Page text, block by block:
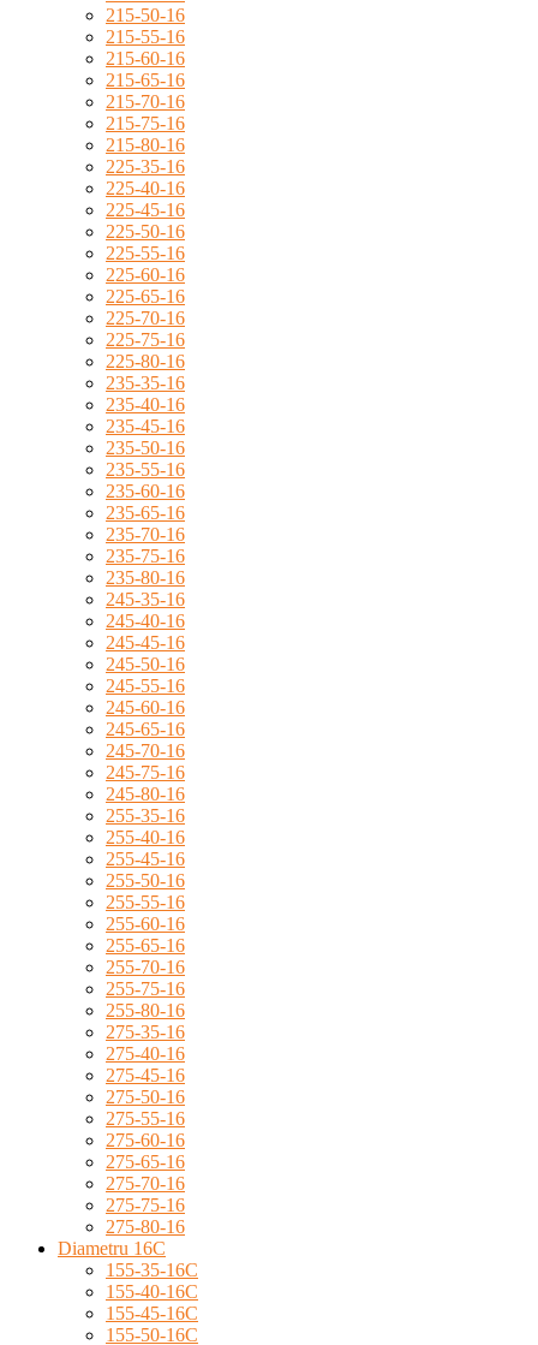
215-50-16
215-55-16
215-60-16
215-65-16
215-70-16
215-75-16
215-80-16
225-35-16
225-40-16
225-45-16
225-50-16
225-55-16
225-60-16
225-65-16
225-70-16
225-75-16
225-80-16
235-35-16
235-40-16
235-45-16
235-50-16
235-55-16
235-60-16
235-65-16
235-70-16
235-75-16
235-80-16
245-35-16
245-40-16
245-45-16
245-50-16
245-55-16
245-60-16
245-65-16
245-70-16
245-75-16
245-80-16
255-35-16
255-40-16
255-45-16
255-50-16
255-55-16
255-60-16
255-65-16
255-70-16
255-75-16
255-80-16
275-35-16
275-40-16
275-45-16
275-50-16
275-55-16
275-60-16
275-65-16
275-70-16
275-75-16
275-80-16
Diametru 16C
155-35-16C
155-40-16C
155-45-16C
155-50-16C